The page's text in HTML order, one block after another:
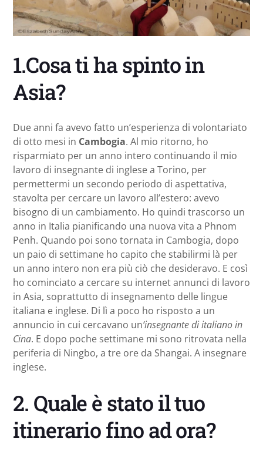
1.Cosa ti ha spinto in
Asia?
Due anni fa avevo fatto un’esperienza di volontariato
di otto mesi in Cambogia. Al mio ritorno, ho
risparmiato per un anno intero continuando il mio
lavoro di insegnante di inglese a Torino, per
permettermi un secondo periodo di aspettativa,
stavolta per cercare un lavoro all’estero: avevo
bisogno di un cambiamento. Ho quindi trascorso un
anno in Italia pianificando una nuova vita a Phnom
Penh. Quando poi sono tornata in Cambogia, dopo
un paio di settimane ho capito che stabilirmi là per
un anno intero non era più ciò che desideravo. E così
ho cominciato a cercare su internet annunci di lavoro
in Asia, soprattutto di insegnamento delle lingue
italiana e inglese. Di lì a poco ho risposto a un
annuncio in cui cercavano un‘insegnante di italiano in
Cina. E dopo poche settimane mi sono ritrovata nella
periferia di Ningbo, a tre ore da Shangai. A insegnare
inglese.
2. Quale è stato il tuo
itinerario fino ad ora?